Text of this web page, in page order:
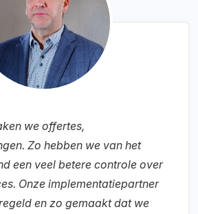
we offertes,
Zo hebben we van het
een veel betere controle over
Onze implementatiepartner
en zo gemaakt dat we